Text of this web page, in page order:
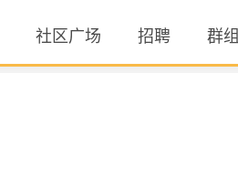
社区广场 招聘 群组